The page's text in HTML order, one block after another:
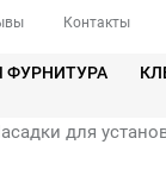
Контакты
ФУРНИТУРА
для